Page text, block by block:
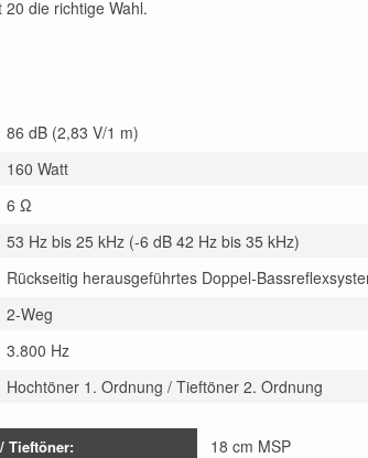
die richtige Wahl.
86 dB (2,83 V/1 m)
160 Watt
6 Ω
53 Hz bis 25 kHz (-6 dB 42 Hz bis 35 kHz)
Rückseitig herausgeführtes Doppel-
2-Weg
3.800 Hz
Hochtöner 1. Ordnung / Tieftöner 2. Ordnung
Tieftöner: 18 cm MSP